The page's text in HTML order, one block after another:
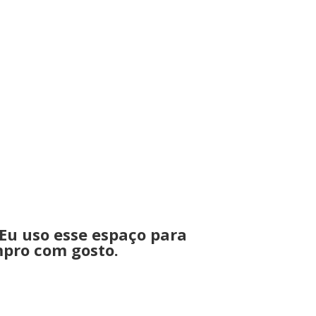
uso esse espaço para
com gosto.